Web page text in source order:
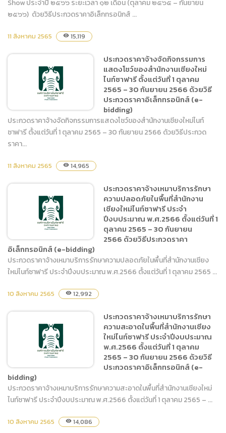
Tiger Show ประจำปี ๒๕๖๖
๒๕๖๖) ด้วยวิธีประกวดราคา
อิเล็กทรอนิกส์ (e-bidding)
Show ประจำปี ๒๕๖๖ ระยะเวลา ๑๒ เดือน (ตุลาคม ๒๕๖๕ – กันยายน
๒๕๖๖) ด้วยวิธีประกวดราคาอิเล็กทรอนิกส์ ...
11 สิงหาคม 2565 visibility 15,119
ประกวดราคาจ้างจัดกิจกรรม
เชียงใหม่ไนท์ซาฟารี ตั้งแต่วัน
ที่ 1 ตุลาคม 2565 – 30
ประกวดราคาอิเล็กทรอนิกส์
(e-bidding)
ประกวดราคาจ้างจัดกิจกรรมการ
แสดงโชว์ของสำนักงานเชียงใหม่
ไนท์ซาฟารี ตั้งแต่วันที่ 1 ตุลาคม
2565 – 30 กันยายน 2566 ด้วยวิธี
ประกวดราคาอิเล็กทรอนิกส์ (e-
bidding)
ประกวดราคาจ้างจัดกิจกรรมการแสดงโชว์ของสำนักงานเชียงใหม่ไนท์
ซาฟารี ตั้งแต่วันที่ 1 ตุลาคม 2565 – 30 กันยายน 2566 ด้วยวิธีประกวด
ราคา...
11 สิงหาคม 2565 visibility 14,965
ประกวดราคาจ้างเหมาบริการ
รักษาความปลอดภัยในพื้นที่
สำนักงานเชียงใหม่ไนท์ซาฟารี
ประจำปีงบประมาณ
พ.ศ.2566 ตั้งแต่วันที่ 1
ตุลาคม 2565 – 30 กันยายน
2566 ด้วยวิธีประกวดราคา
อิเล็กทรอนิกส์ (e-bidding)
ประกวดราคาจ้างเหมาบริการรักษา
ความปลอดภัยในพื้นที่สำนักงาน
เชียงใหม่ไนท์ซาฟารี ประจำ
ปีงบประมาณ พ.ศ.2566 ตั้งแต่วันที่ 1
ตุลาคม 2565 – 30 กันยายน
2566 ด้วยวิธีประกวดราคา
อิเล็กทรอนิกส์ (e-bidding)
ประกวดราคาจ้างเหมาบริการรักษาความปลอดภัยในพื้นที่สำนักงานเชียง
ใหม่ไนท์ซาฟารี ประจำปีงบประมาณ พ.ศ.2566 ตั้งแต่วันที่ 1 ตุลาคม 2565 ...
10 สิงหาคม 2565 visibility 12,992
ประกวดราคาจ้างเหมาบริการ
รักษาความสะอาดในพื้นที่
สำนักงานเชียงใหม่ไนท์ซาฟารี
ประกวดราคาจ้างเหมาบริการรักษา
ความสะอาดในพื้นที่สำนักงานเชียง
ใหม่ไนท์ซาฟารี ประจำปีงบประมาณ
พ.ศ.2566 ตั้งแต่วันที่ 1 ตุลาคม
2565 – 30 กันยายน 2566 ด้วยวิธี
ประกวดราคาอิเล็กทรอนิกส์ (e-
bidding)
ประกวดราคาจ้างเหมาบริการรักษาความสะอาดในพื้นที่สำนักงานเชียงใหม่
ไนท์ซาฟารี ประจำปีงบประมาณ พ.ศ.2566 ตั้งแต่วันที่ 1 ตุลาคม 2565 – ...
10 สิงหาคม 2565 visibility 14,086